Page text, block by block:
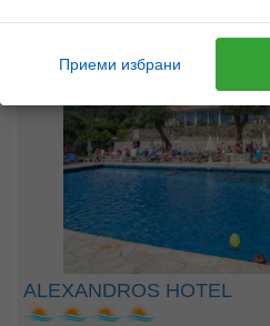
ALEXANDROS HOTEL
Приеми избрани